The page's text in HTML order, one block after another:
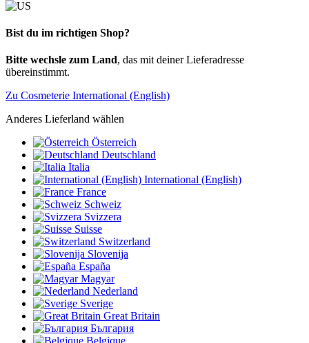
Bist du im richtigen Shop?
Bitte wechsle zum Land, das mit deiner Lieferadresse
übereinstimmt.
Zu Cosmeterie International (English)
Anderes Lieferland wählen
Österreich
Deutschland
Italia
International (English)
France
Schweiz
Svizzera
Suisse
Switzerland
Slovenija
España
Magyar
Nederland
Sverige
Great Britain
България